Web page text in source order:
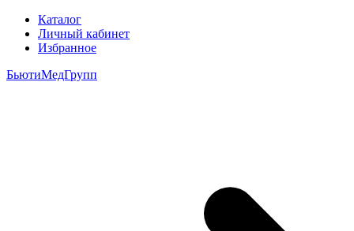
Каталог
Личный кабинет
Избранное
БьютиМедГрупп